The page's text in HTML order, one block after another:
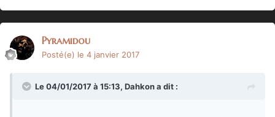
Pyramidou
Posté(e) le 4 janvier 2017
Le 04/01/2017 à 15:13, Dahkona dit :